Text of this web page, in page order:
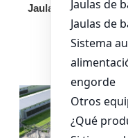
Jaula de pollo pollita